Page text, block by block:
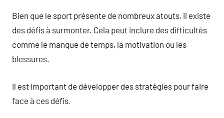
Bien que le sport présente de nombreux atouts, il existe
des défis à surmonter. Cela peut inclure des difficultés
comme le manque de temps, la motivation ou les
blessures.
Il est important de développer des stratégies pour faire
face à ces défis.